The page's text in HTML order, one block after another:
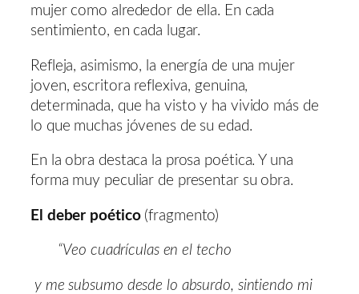
mujer como alrededor de ella. En cada
sentimiento, en cada lugar.
Refleja, asimismo, la energía de una mujer
joven, escritora reflexiva, genuina,
determinada, que ha visto y ha vivido más de
lo que muchas jóvenes de su edad.
En la obra destaca la prosa poética. Y una
forma muy peculiar de presentar su obra.
El deber poético(fragmento)
“Veo cuadrículas en el techo
y me subsumo desde lo absurdo, sintiendo mi